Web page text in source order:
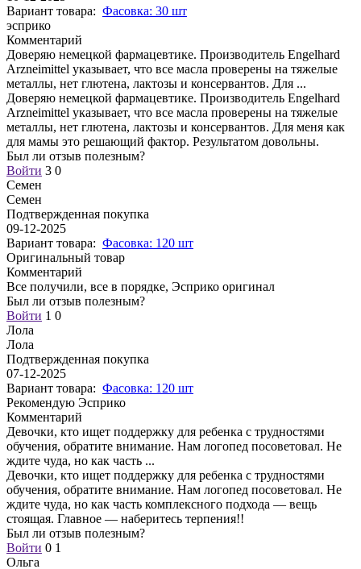
Вариант товара: Фасовка: 30 шт
эсприко
Комментарий
Доверяю немецкой фармацевтике. Производитель Engelhard
Arzneimittel указывает, что все масла проверены на тяжелые
металлы, нет глютена, лактозы и консервантов. Для ...
Доверяю немецкой фармацевтике. Производитель Engelhard
Arzneimittel указывает, что все масла проверены на тяжелые
металлы, нет глютена, лактозы и консервантов. Для меня как
для мамы это решающий фактор. Результатом довольны.
Был ли отзыв полезным?
Войти 3 0
Семен
Семен
Подтвержденная покупка
09-12-2025
Вариант товара: Фасовка: 120 шт
Оригинальный товар
Комментарий
Все получили, все в порядке, Эсприко оригинал
Был ли отзыв полезным?
Войти 1 0
Лола
Лола
Подтвержденная покупка
07-12-2025
Вариант товара: Фасовка: 120 шт
Рекомендую Эсприко
Комментарий
Девочки, кто ищет поддержку для ребенка с трудностями
обучения, обратите внимание. Нам логопед посоветовал. Не
ждите чуда, но как часть ...
Девочки, кто ищет поддержку для ребенка с трудностями
обучения, обратите внимание. Нам логопед посоветовал. Не
ждите чуда, но как часть комплексного подхода — вещь
стоящая. Главное — наберитесь терпения!!
Был ли отзыв полезным?
Войти 0 1
Ольга